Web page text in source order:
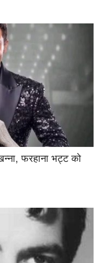
फरहाना भट्ट को